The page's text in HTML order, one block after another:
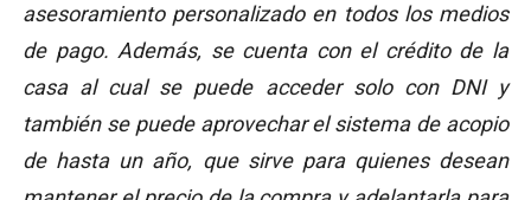
asesoramiento personalizado en todos los medios
de pago. Además, se cuenta con el crédito de la
casa al cual se puede acceder solo con DNI y
también se puede aprovechar el sistema de acopio
de hasta un año, que sirve para quienes desean